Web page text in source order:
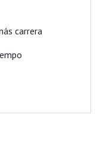
carrera